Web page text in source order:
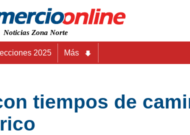
Noticias Zona Norte
2025 Más
tiempos de